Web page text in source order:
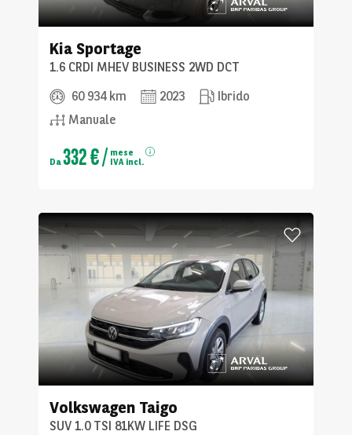
Kia Sportage
1.6 CRDI MHEV BUSINESS 2WD DCT
60 934 km
2023
Ibrido
Manuale
Da332 €/ mese
IVA incl.
Volkswagen Taigo
SUV 1.0 TSI 81KW LIFE DSG